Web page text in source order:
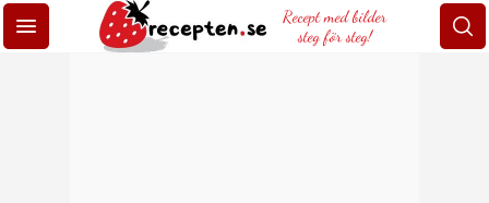
Recept med bilder
steg för steg!